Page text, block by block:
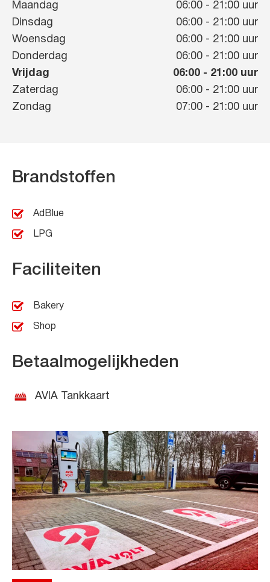
Maandag 06:00 - 21:00 uur
Dinsdag
06:00 - 21:00 uur
Woensdag
06:00 - 21:00 uur
Donderdag
06:00 - 21:00 uur
Vrijdag
06:00 - 21:00 uur
Zaterdag
06:00 - 21:00 uur
Zondag
07:00 - 21:00 uur
Brandstoffen
AdBlue
LPG
Faciliteiten
Bakery
Shop
Betaalmogelijkheden
AVIA Tankkaart